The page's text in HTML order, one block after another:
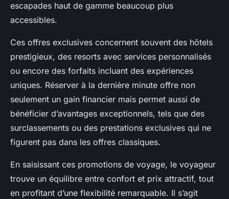
escapades haut de gamme beaucoup plus
accessibles.
Ces offres exclusives concernent souvent des hôtels
prestigieux, des resorts avec services personnalisés
ou encore des forfaits incluant des expériences
uniques. Réserver à la dernière minute offre non
seulement un gain financier mais permet aussi de
bénéficier d’avantages exceptionnels, tels que des
surclassements ou des prestations exclusives qui ne
figurent pas dans les offres classiques.
En saisissant ces promotions de voyage, le voyageur
trouve un équilibre entre confort et prix attractif, tout
en profitant d’une flexibilité remarquable. Il s’agit